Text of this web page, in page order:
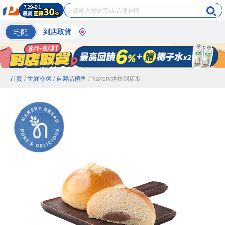
宅配 到店取貨
首頁 / 生鮮冷凍 / 自製品預售 / Nakery烘焙到店取